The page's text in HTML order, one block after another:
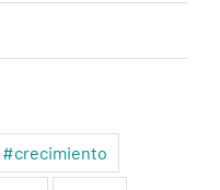
#crecimiento